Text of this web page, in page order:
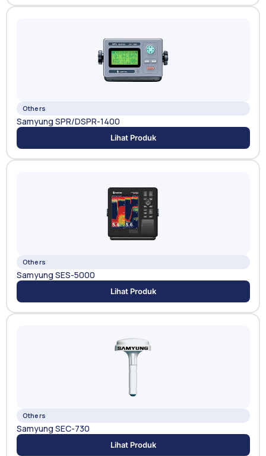
Others
Samyung SPR/DSPR-1400
Lihat Produk
Others
Samyung SES-5000
Lihat Produk
Others
Samyung SEC-730
Lihat Produk